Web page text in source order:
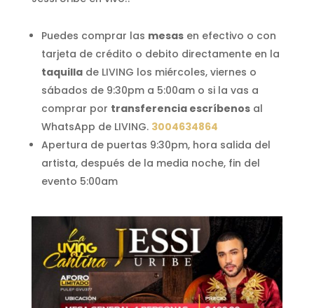
Puedes comprar las mesasen efectivo o con
tarjeta de crédito o debito directamente en la
taquillade LIVING los miércoles, viernes o
sábados de 9:30pm a 5:00am o si la vas a
comprar por transferencia escríbenosal
WhatsApp de LIVING. 3004634864
Apertura de puertas 9:30pm, hora salida del
artista, después de la media noche, fin del
evento 5:00am